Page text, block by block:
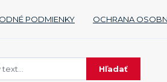
PODMIENKY OCHRANA
Hľadať